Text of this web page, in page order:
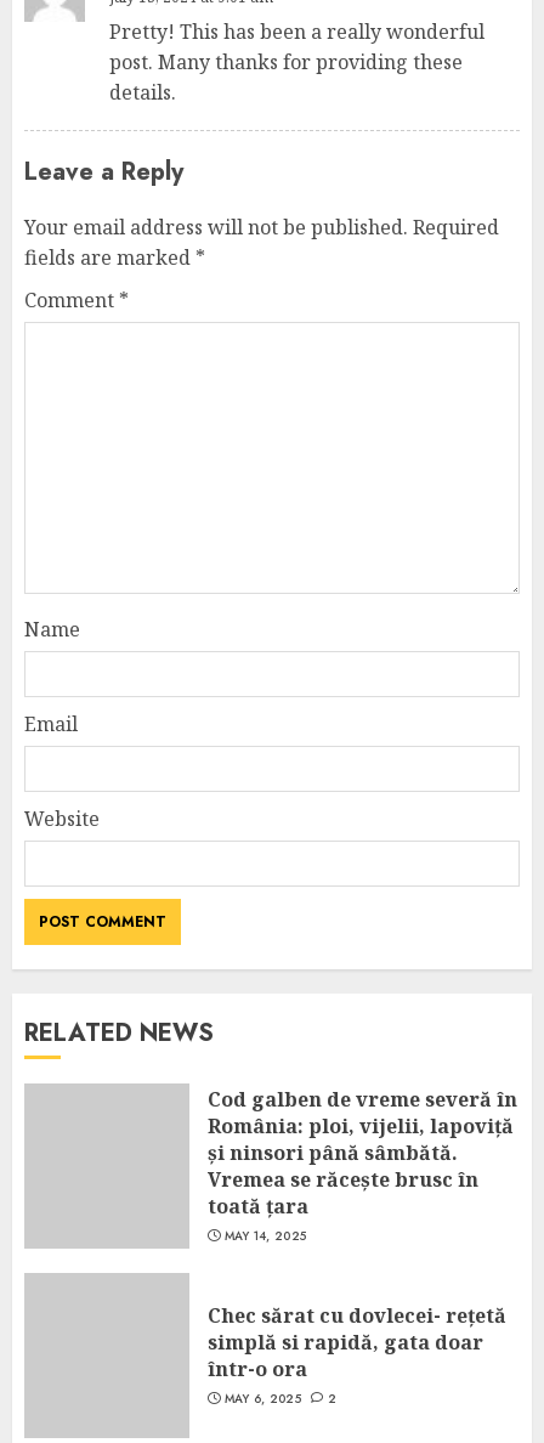
Pretty! This has been a really wonderful
post. Many thanks for providing these
details.
Leave a Reply
Your email address will not be published. Required
fields are marked *
Comment *
Name
Email
Website
RELATED NEWS
Cod galben de vreme severă în
România: ploi, vijelii, lapoviță
și ninsori până sâmbătă.
Vremea se răcește brusc în
toată țara
MAY 14, 2025
Chec sărat cu dovlecei- rețetă
simplă si rapidă, gata doar
într-o ora
MAY 6, 2025 2